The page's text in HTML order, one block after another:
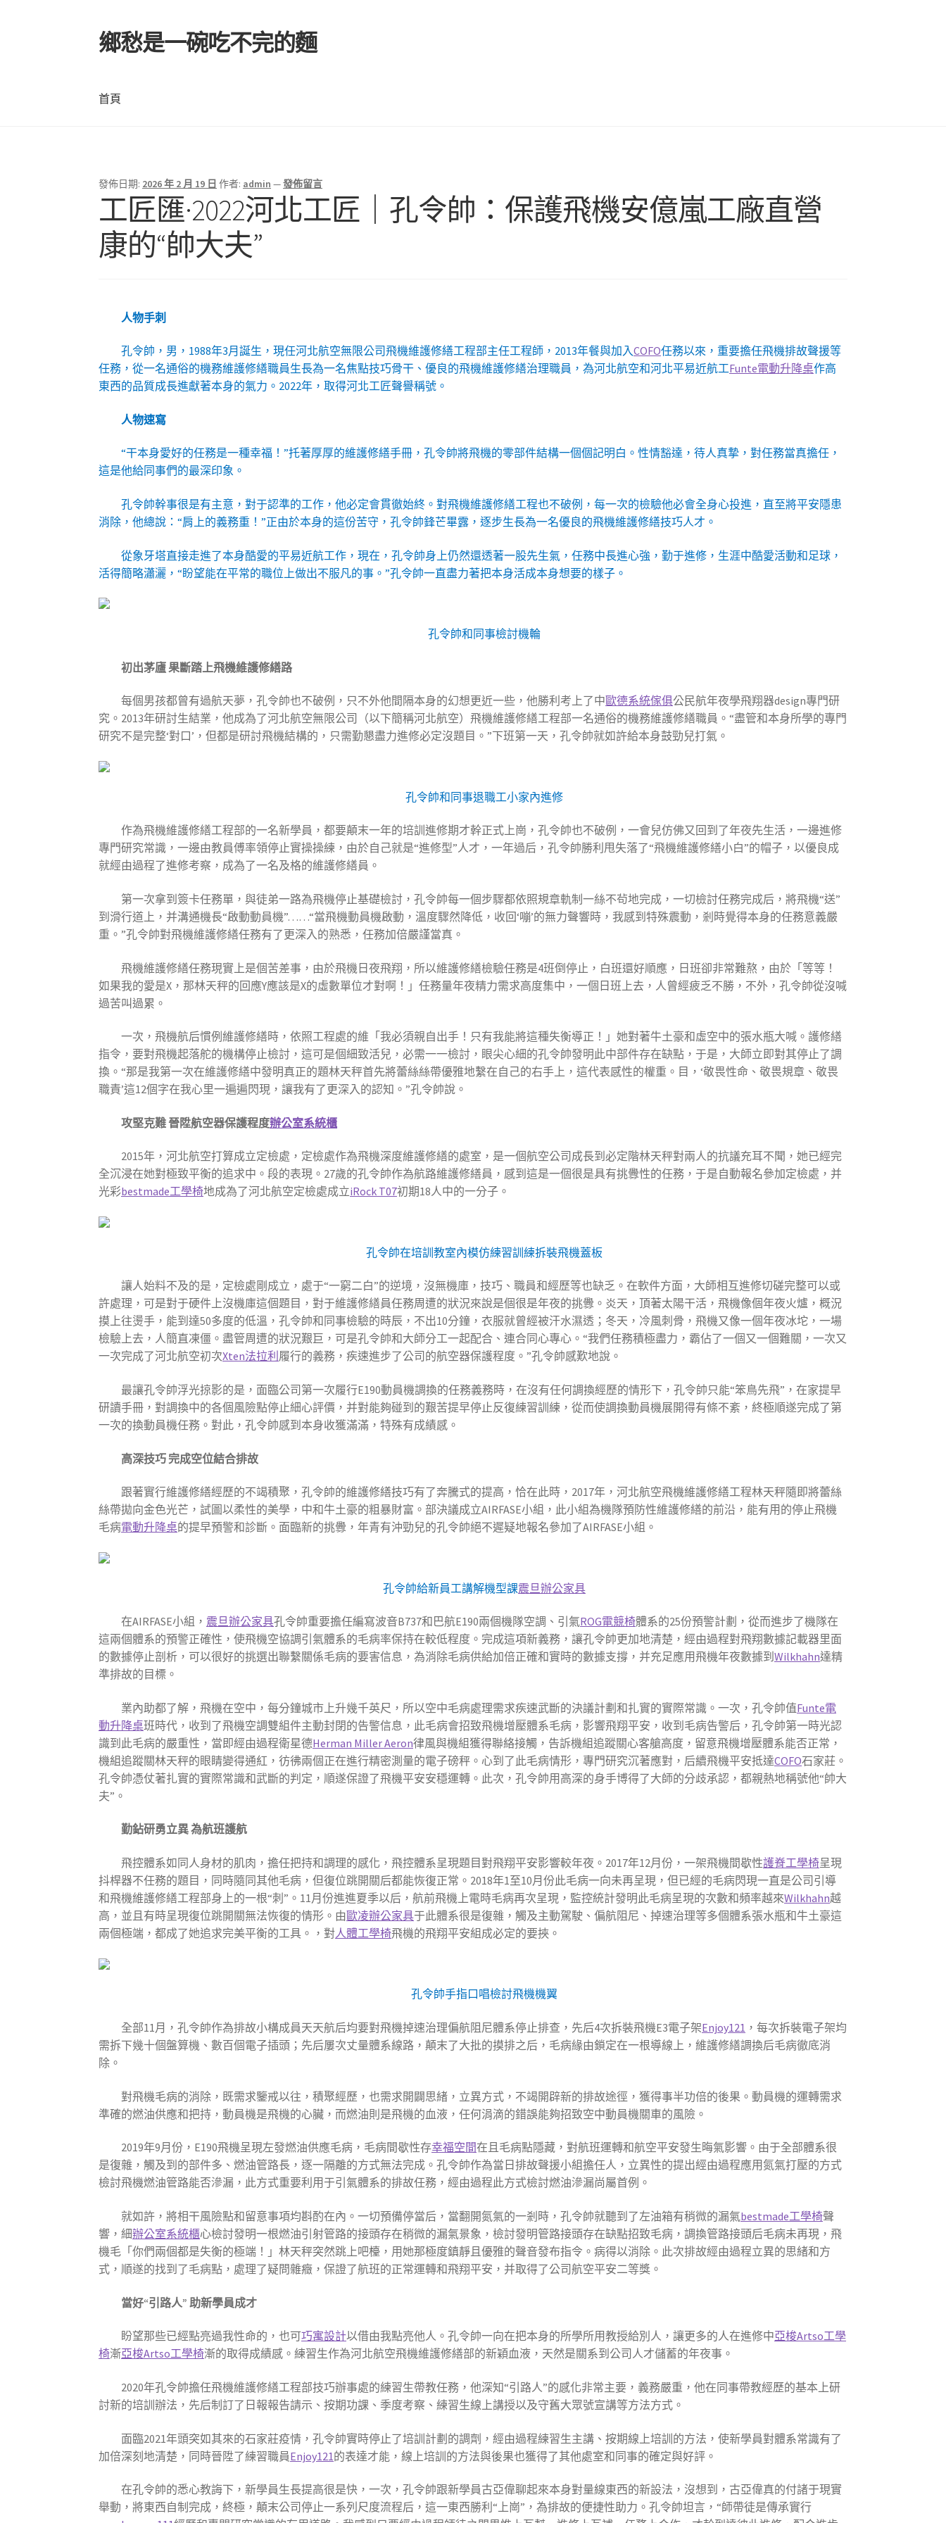
跳
至
覽
列
跳
至
要
內
鄉愁是一碗吃不完的麵
首頁
發佈日期: 2026 年 2 月 19 日 作者: admin —發佈留言
工匠匯·2022河北工匠｜孔令帥：保護飛機安億嵐工廠直營
康的“帥大夫”
人物手刺
孔令帥，男，1988年3月誕生，現任河北航空無限公司飛機維護修繕工程部主任工程師，2013年餐與加入COFO任務以來，重要擔任飛機排故聲援等
任務，從一名通俗的機務維護修繕職員生長為一名焦點技巧骨干、優良的飛機維護修繕治理職員，為河北航空和河北平易近航工Funte電動升降桌作高
東西的品質成長進獻著本身的氣力。2022年，取得河北工匠聲譽稱號。
人物速寫
“干本身愛好的任務是一種幸福！”托著厚厚的維護修繕手冊，孔令帥將飛機的零部件結構一個個記明白。性情豁達，待人真摯，對任務當真擔任，
這是他給同事們的最深印象。
孔令帥幹事很是有主意，對于認準的工作，他必定會貫徹始終。對飛機維護修繕工程也不破例，每一次的檢驗他必會全身心投進，直至將平安隱患
消除，他總說：“肩上的義務重！”正由於本身的這份苦守，孔令帥鋒芒畢露，逐步生長為一名優良的飛機維護修繕技巧人才。
從象牙塔直接走進了本身酷愛的平易近航工作，現在，孔令帥身上仍然還透著一股先生氣，任務中長進心強，勤于進修，生涯中酷愛活動和足球，
活得簡略瀟灑，“盼望能在平常的職位上做出不服凡的事。”孔令帥一直盡力著把本身活成本身想要的樣子。
孔令帥和同事檢討機輪
初出茅廬 果斷踏上飛機維護修繕路
每個男孩都曾有過航天夢，孔令帥也不破例，只不外他間隔本身的幻想更近一些，他勝利考上了中歐德系統傢俱公民航年夜學飛翔器design專門研
究。2013年研討生結業，他成為了河北航空無限公司（以下簡稱河北航空）飛機維護修繕工程部一名通俗的機務維護修繕職員。“盡管和本身所學的專門
研究不是完整‘對口’，但都是研討飛機結構的，只需勤懇盡力進修必定沒題目。”下班第一天，孔令帥就如許給本身鼓勁兒打氣。
孔令帥和同事退職工小家內進修
作為飛機維護修繕工程部的一名新學員，都要顛末一年的培訓進修期才幹正式上崗，孔令帥也不破例，一會兒仿佛又回到了年夜先生活，一邊進修
專門研究常識，一邊由教員傅率領停止實操操練，由於自己就是“進修型”人才，一年過后，孔令帥勝利甩失落了“飛機維護修繕小白”的帽子，以優良成
就經由過程了進修考察，成為了一名及格的維護修繕員。
第一次拿到簽卡任務單，與徒弟一路為飛機停止基礎檢討，孔令帥每一個步驟都依照規章軌制一絲不茍地完成，一切檢討任務完成后，將飛機“送”
到滑行道上，并溝通機長“啟動動員機”……“當飛機動員機啟動，溫度驟然降低，收回‘嘣’的無力聲響時，我感到特殊震動，剎時覺得本身的任務意義嚴
重。”孔令帥對飛機維護修繕任務有了更深入的熟悉，任務加倍嚴謹當真。
飛機維護修繕任務現實上是個苦差事，由於飛機日夜飛翔，所以維護修繕檢驗任務是4班倒停止，白班還好順應，日班卻非常難熬，由於「等等！
如果我的愛是X，那林天秤的回應Y應該是X的虛數單位才對啊！」任務量年夜精力需求高度集中，一個日班上去，人曾經疲乏不勝，不外，孔令帥從沒喊
過苦叫過累。
一次，飛機航后慣例維護修繕時，依照工程處的維「我必須親自出手！只有我能將這種失衡導正！」她對著牛土豪和虛空中的張水瓶大喊。護修繕
指令，要對飛機起落舵的機構停止檢討，這可是個細致活兒，必需一一檢討，眼尖心細的孔令帥發明此中部件存在缺點，于是，大師立即對其停止了調
換。“那是我第一次在維護修繕中發明真正的題林天秤首先將蕾絲絲帶優雅地繫在自己的右手上，這代表感性的權重。目，‘敬畏性命、敬畏規章、敬畏
職責’這12個字在我心里一遍遍閃現，讓我有了更深入的認知。”孔令帥說。
攻堅克難 晉陞航空器保護程度辦公室系統櫃
2015年，河北航空打算成立定檢處，定檢處作為飛機深度維護修繕的處室，是一個航空公司成長到必定階林天秤對兩人的抗議充耳不聞，她已經完
全沉浸在她對極致平衡的追求中。段的表現。27歲的孔令帥作為航路維護修繕員，感到這是一個很是具有挑釁性的任務，于是自動報名參加定檢處，并
光彩bestmade工學椅地成為了河北航空定檢處成立iRock T07初期18人中的一分子。
孔令帥在培訓教室內模仿練習訓練拆裝飛機蓋板
讓人始料不及的是，定檢處剛成立，處于“一窮二白”的逆境，沒無機庫，技巧、職員和經歷等也缺乏。在軟件方面，大師相互進修切磋完整可以或
許處理，可是對于硬件上沒機庫這個題目，對于維護修繕員任務周遭的狀況來說是個很是年夜的挑釁。炎天，頂著太陽干活，飛機像個年夜火爐，概況
摸上往燙手，能到達50多度的低溫，孔令帥和同事檢驗的時辰，不出10分鐘，衣服就曾經被汗水濕透；冬天，冷風刺骨，飛機又像一個年夜冰坨，一場
檢驗上去，人簡直凍僵。盡管周遭的狀況艱巨，可是孔令帥和大師分工一起配合、連合同心專心。“我們任務積極盡力，霸佔了一個又一個難關，一次又
一次完成了河北航空初次Xten法拉利 履行的義務，疾速進步了公司的航空器保護程度。”孔令帥感歎地說。
最讓孔令帥浮光掠影的是，面臨公司第一次履行E190動員機調換的任務義務時，在沒有任何調換經歷的情形下，孔令帥只能“笨鳥先飛”，在家提早
研讀手冊，對調換中的各個風險點停止細心評價，并對能夠碰到的艱苦提早停止反復練習訓練，從而使調換動員機展開得有條不紊，終極順遂完成了第
一次的換動員機任務。對此，孔令帥感到本身收獲滿滿，特殊有成績感。
高深技巧 完成空位結合排故
跟著實行維護修繕經歷的不竭積聚，孔令帥的維護修繕技巧有了奔騰式的提高，恰在此時，2017年，河北航空飛機維護修繕工程林天秤隨即將蕾絲
絲帶拋向金色光芒，試圖以柔性的美學，中和牛土豪的粗暴財富。部決議成立AIRFASE小組，此小組為機隊預防性維護修繕的前沿，能有用的停止飛機
毛病電動升降桌的提早預警和診斷。面臨新的挑釁，年青有沖勁兒的孔令帥絕不遲疑地報名參加了AIRFASE小組。
孔令帥給新員工講解機型課震旦辦公家具
在AIRFASE小組， 震旦辦公家具孔令帥重要擔任編寫波音B737和巴航E190兩個機隊空調、引氣ROG電競椅體系的25份預警計劃，從而進步了機隊在
這兩個體系的預警正確性，使飛機空協調引氣體系的毛病率保持在較低程度。完成這項新義務，讓孔令帥更加地清楚，經由過程對飛翔數據記載器里面
的數據停止剖析，可以很好的挑選出聯繫關係毛病的要害信息，為消除毛病供給加倍正確和實時的數據支撐，并充足應用飛機年夜數據到Wilkhahn達精
準排故的目標。
業內助都了解，飛機在空中，每分鐘城市上升幾千英尺，所以空中毛病處理需求疾速武斷的決議計劃和扎實的實際常識。一次，孔令帥值Funte電
動升降桌班時代，收到了飛機空調雙組件主動封閉的告警信息，此毛病會招致飛機增壓體系毛病，影響飛翔平安，收到毛病告警后，孔令帥第一時光認
識到此毛病的嚴重性，當即經由過程衛星德Herman Miller Aeron律風與機組獲得聯絡接觸，告訴機組追蹤關心客艙高度，留意飛機增壓體系能否正常，
機組追蹤關林天秤的眼睛變得通紅，彷彿兩個正在進行精密測量的電子磅秤。心到了此毛病情形，專門研究沉著應對，后續飛機平安抵達COFO石家莊。
孔令帥憑仗著扎實的實際常識和武斷的判定，順遂保證了飛機平安安穩運轉。此次，孔令帥用高深的身手博得了大師的分歧承認，都親熱地稱號他“帥大
夫”。
勤鉆研勇立異為航班護航
飛控體系如同人身材的肌肉，擔任把持和調理的感化，飛控體系呈現題目對飛翔平安影響較年夜。2017年12月份，一架飛機間歇性護脊工學椅呈現
抖桿器不任務的題目，同時隨同其他毛病，但復位跳開關后都能恢復正常。2018年1至10月份此毛病一向未再呈現，但已經的毛病閃現一直是公司引導
和飛機維護修繕工程部身上的一根“刺”。11月份進進夏季以后，航前飛機上電時毛病再次呈現，監控統計發明此毛病呈現的次數和頻率越來Wilkhahn越
高，並且有時呈現復位跳開關無法恢復的情形。由歐凌辦公家具于此體系很是復雜，觸及主動駕駛、偏航阻尼、掉速治理等多個體系張水瓶和牛土豪這
兩個極端，都成了她追求完美平衡的工具。，對人體工學椅飛機的飛翔平安組成必定的要挾。
孔令帥手指口唱檢討飛機機翼
全部11月，孔令帥作為排故小構成員天天航后均要對飛機掉速治理偏航阻尼體系停止排查，先后4次拆裝飛機E3電子架Enjoy121 ，每次拆裝電子架均
需拆下幾十個盤算機、數百個電子插頭；先后屢次丈量體系線路，顛末了大批的摸排之后，毛病緣由鎖定在一根導線上，維護修繕調換后毛病徹底消
除。
對飛機毛病的消除，既需求鑒戒以往，積聚經歷，也需求開闢思緒，立異方式，不竭開辟新的排故途徑，獲得事半功倍的後果。動員機的運轉需求
準確的燃油供應和把持，動員機是飛機的心臟，而燃油則是飛機的血液，任何涓滴的錯誤能夠招致空中動員機關車的風險。
2019年9月份，E190飛機呈現左發燃油供應毛病，毛病間歇性存幸福空間在且毛病點隱藏，對航班運轉和航空平安發生晦氣影響。由于全部體系很
是復雜，觸及到的部件多、燃油管路長，逐一隔離的方式無法完成。孔令帥作為當日排故聲援小組擔任人，立異性的提出經由過程應用氮氣打壓的方式
檢討飛機燃油管路能否滲漏，此方式重要利用于引氣體系的排故任務，經由過程此方式檢討燃油滲漏尚屬首例。
就如許，將相干風險點和留意事項均斟酌在內。一切預備停當后，當翻開氮氣的一剎時，孔令帥就聽到了左油箱有稍微的漏氣bestmade工學椅聲
響，細辦公室系統櫃心檢討發明一根燃油引射管路的接頭存在稍微的漏氣景象，檢討發明管路接頭存在缺點招致毛病，調換管路接頭后毛病未再現，飛
機毛「你們兩個都是失衡的極端！」林天秤突然跳上吧檯，用她那極度鎮靜且優雅的聲音發布指令。病得以消除。此次排故經由過程立異的思緒和方
式，順遂的找到了毛病點，處理了疑問雜癥，保證了航班的正常運轉和飛翔平安，并取得了公司航空平安二等獎。
當好“引路人”助新學員成才
盼望那些已經點亮過我性命的，也可巧寓設計以借由我點亮他人。孔令帥一向在把本身的所學所用教授給別人，讓更多的人在進修中亞梭Artso工學
椅漸亞梭Artso工學椅漸的取得成績感。練習生作為河北航空飛機維護修繕部的新穎血液，天然是關系到公司人才儲蓄的年夜事。
2020年孔令帥擔任飛機維護修繕工程部技巧辦事處的練習生帶教任務，他深知“引路人”的感化非常主要，義務嚴重，他在同事帶教經歷的基本上研
討新的培訓辦法，先后制訂了日報報告請示、按期功課、季度考察、練習生線上講授以及守舊大眾號宣講等方法方式。
面臨2021年頭突如其來的石家莊疫情，孔令帥實時停止了培訓計劃的調劑，經由過程練習生主講、按期線上培訓的方法，使新學員對體系常識有了
加倍深刻地清楚，同時晉陞了練習職員Enjoy121的表達才能，線上培訓的方法與後果也獲得了其他處室和同事的確定與好評。
在孔令帥的悉心教誨下，新學員生長提高很是快，一次，孔令帥跟新學員古亞偉聊起來本身對量線東西的新設法，沒想到，古亞偉真的付諸于現實
舉動，將東西自制完成，終極，顛末公司停止一系列尺度流程后，這一東西勝利“上崗”，為排故的便捷性助力。孔令帥坦言，“師帶徒是傳承實行